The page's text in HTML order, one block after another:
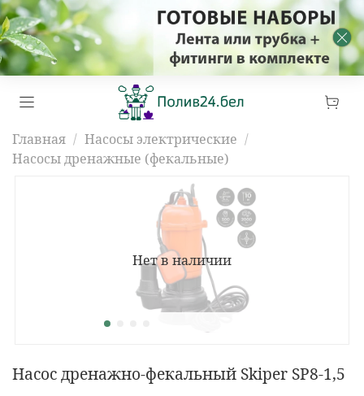
Главная
Насосы электрические
Насосы дренажные (фекальные)
Нет в наличии
Насос дренажно-фекальный Skiper SP8-1,5